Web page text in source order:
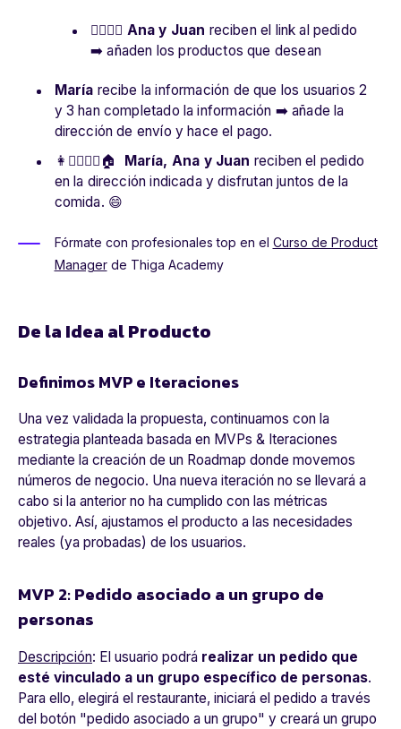
👱‍♀️👱‍♂️ Ana y Juan reciben el link al pedido
➡️ añaden los productos que desean
María recibe la información de que los usuarios 2
y 3 han completado la información ➡️ añade la
dirección de envío y hace el pago.
👩👱‍♀️👱‍♂️🏠
María, Ana y Juan reciben el pedido
en la dirección indicada y disfrutan juntos de la
comida. 😄
Fórmate con profesionales top en el Curso de Product
Managerde Thiga Academy
De la Idea al Producto
Definimos MVP e Iteraciones
Una vez validada la propuesta, continuamos con la
estrategia planteada basada en MVPs & Iteraciones
mediante la creación de un Roadmap donde movemos
números de negocio. Una nueva iteración no se llevará a
cabo si la anterior no ha cumplido con las métricas
objetivo. Así, ajustamos el producto a las necesidades
reales (ya probadas) de los usuarios.
MVP 2: Pedido asociado a un grupo de
personas
Descripción: El usuario podrá realizar un pedido que
esté vinculado a un grupo específico de personas.
Para ello, elegirá el restaurante, iniciará el pedido a través
del botón "pedido asociado a un grupo" y creará un grupo